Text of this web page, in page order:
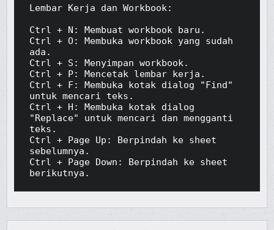
Lembar Kerja dan Workbook:
Ctrl + N: Membuat workbook baru.
Ctrl + O: Membuka workbook yang sudah
ada.
Ctrl + S: Menyimpan workbook.
Ctrl + P: Mencetak lembar kerja.
Ctrl + F: Membuka kotak dialog "Find"
untuk mencari teks.
Ctrl + H: Membuka kotak dialog
"Replace" untuk mencari dan mengganti
teks.
Ctrl + Page Up: Berpindah ke sheet
sebelumnya.
Ctrl + Page Down: Berpindah ke sheet
berikutnya.